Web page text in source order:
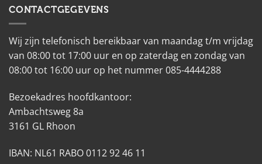
CONTACTGEGEVENS
Wij zijn telefonisch bereikbaar van maandag t/m vrijdag
van 08:00 tot 17:00 uur en op zaterdag en zondag van
08:00 tot 16:00 uur op het nummer 085-4444288
Bezoekadres hoofdkantoor:
Ambachtsweg 8a
3161 GL Rhoon
IBAN: NL61 RABO 0112 92 46 11